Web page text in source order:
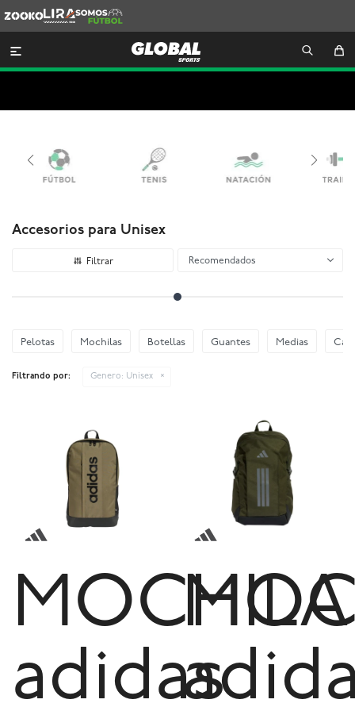
Lira
Somos
Futbol

Accesorios para Unisex
Recomendados
Pelotas Mochilas Botellas Guantes Medias
Filtrando por: Genero: Unisex
MOCHILA
adidas